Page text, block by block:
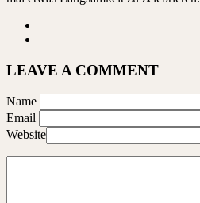
LEAVE A COMMENT
Name
Email
Website